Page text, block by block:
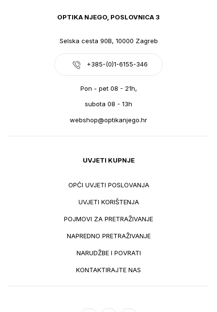
OPTIKA NJEGO, POSLOVNICA 3
Selska cesta 90B, 10000 Zagreb
+385-(0)1-6155-346
Pon - pet 08 - 21h,
subota 08 - 13h
webshop@optikanjego.hr
UVJETI KUPNJE
OPĆI UVJETI POSLOVANJA
UVJETI KORIŠTENJA
POJMOVI ZA PRETRAŽIVANJE
NAPREDNO PRETRAŽIVANJE
NARUDŽBE I POVRATI
KONTAKTIRAJTE NAS